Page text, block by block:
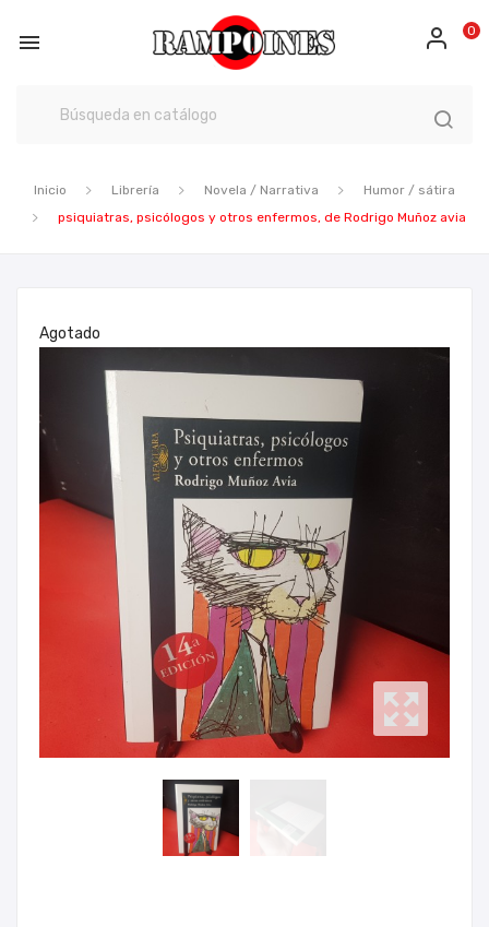
 0
Inicio Librería Novela / Narrativa
Humor / sátira
psiquiatras, psicólogos y otros enfermos, de Rodrigo Muñoz avia
Agotado